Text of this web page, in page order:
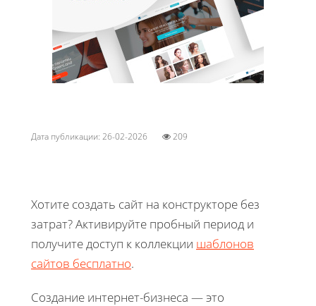
Дата публикации: 26-02-2026 209
Хотите создать сайт на конструкторе без
затрат? Активируйте пробный период и
получите доступ к коллекции шаблонов
сайтов бесплатно.
Создание интернет-бизнеса — это